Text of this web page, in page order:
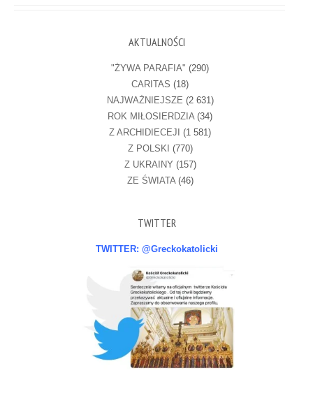
AKTUALNOŚCI
"ŻYWA PARAFIA" (290)
CARITAS (18)
NAJWAŻNIEJSZE (2 631)
ROK MIŁOSIERDZIA(34)
Z ARCHIDIECEJI (1 581)
Z POLSKI (770)
Z UKRAINY (157)
ZE ŚWIATA(46)
TWITTER
TWITTER: @Greckokatolicki